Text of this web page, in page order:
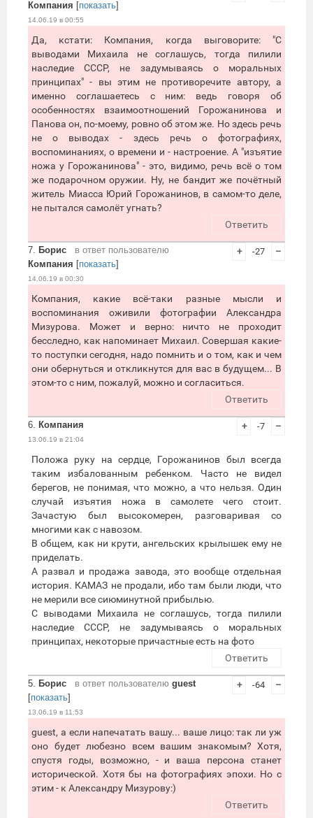
Компания [показать]
14.06.19 в 00:55
Да, кстати: Компания, когда выговорите: "С
выводами Михаила не соглашусь, тогда пилили
наследие СССР, не задумываясь о моральных
принципах" - вы этим не противоречите автору, а
именно соглашаетесь с ним: ведь говоря об
особенностях взаимоотношений Горожанинова и
Панова он, по-моему, ровно об этом же. Но здесь речь
не о выводах - здесь речь о фотографиях,
воспоминаниях, о времени и - настроение. А "изъятие
ножа у Горожанинова" - это, видимо, речь всё о том
же подарочном оружии. Ну, не бандит же почётный
житель Миасса Юрий Горожанинов, в самом-то деле,
не пытался самолёт угнать?
Ответить
7. Борис
в ответ пользователю
Компания [показать]
14.06.19 в 00:30
+ -27 –
Компания, какие всё-таки разные мысли и
воспоминания оживили фотографии Александра
Мизурова. Может и верно: ничто не проходит
бесследно, как напоминает Михаил. Совершая какие-
то поступки сегодня, надо помнить и о том, как и чем
они обернуться и откликнутся для вас в будущем... В
этом-то с ним, пожалуй, можно и согласиться.
Ответить
6. Компания
13.06.19 в 21:04
+ -7 –
Положа руку на сердце, Горожанинов был всегда
таким избалованным ребенком. Часто не видел
берегов, не понимая, что можно, а что нельзя. Один
случай изъятия ножа в самолете чего стоит.
Зачастую был высокомерен, разговаривая со
многими как с навозом.
В общем, как ни крути, ангельских крылышек ему не
приделать.
А развал и продажа завода, это вообще отдельная
история. КАМАЗ не продали, ибо там были люди, что
не мерили все сиюминутной прибылью.
С выводами Михаила не соглашусь, тогда пилили
наследие СССР, не задумываясь о моральных
принципах, некоторые причастные есть на фото
Ответить
5. Борис в ответ пользователю guest
[показать]
13.06.19 в 11:53
+ -64 –
guest, а если напечатать вашу... ваше лицо: так ли уж
оно будет любезно всем вашим знакомым? Хотя,
спустя годы, возможно, - и ваша персона станет
исторической. Хотя бы на фотографиях эпохи. Но с
этим - к Александру Мизурову:)
Ответить